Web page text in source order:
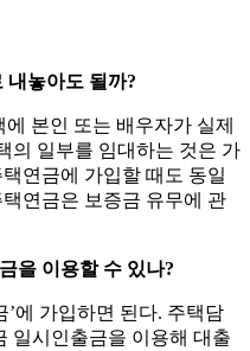
내놓아도 될까?
본인 또는 배우자가 실제
의 일부를 임대하는 것은 가
연금에 가입할 때도 동일
연금은 보증금 유무에 관
을 이용할 수 있나?
’에 가입하면 된다. 주택담
일시인출금을 이용해 대출